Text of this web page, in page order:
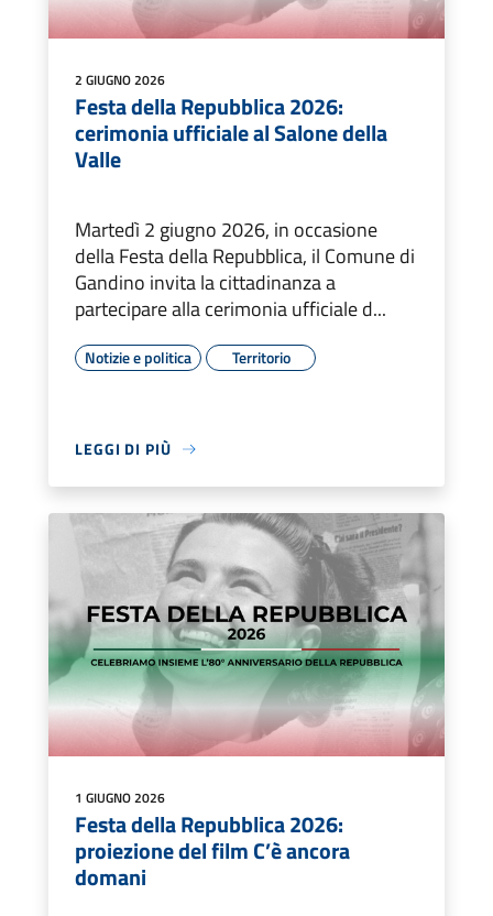
2 GIUGNO 2026
Festa della Repubblica 2026:
cerimonia ufficiale al Salone della
Valle
Martedì 2 giugno 2026, in occasione
della Festa della Repubblica, il Comune di
Gandino invita la cittadinanza a
partecipare alla cerimonia ufficiale d...
Notizie e politica Territorio
LEGGI DI PIÙ
1 GIUGNO 2026
Festa della Repubblica 2026:
proiezione del film C’è ancora
domani